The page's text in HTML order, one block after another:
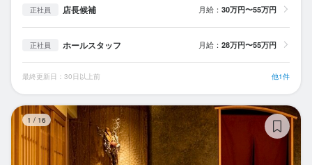
正社員 店長候補 月給： 30万円〜55万円
正社員 ホールスタッフ 月給： 28万円〜55万円
最終更新日：30日以上前 他1件
1 / 16